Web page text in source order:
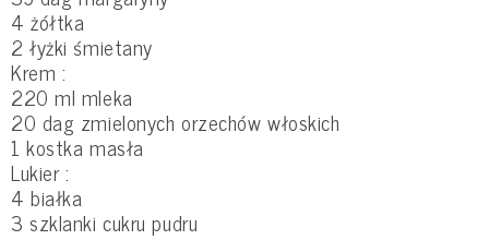
4 żółtka
2 łyżki śmietany
Krem :
220 ml mleka
20 dag zmielonych orzechów włoskich
1 kostka masła
Lukier :
4 białka
3 szklanki cukru pudru